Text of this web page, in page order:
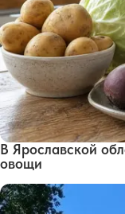
В Ярославской
овощи